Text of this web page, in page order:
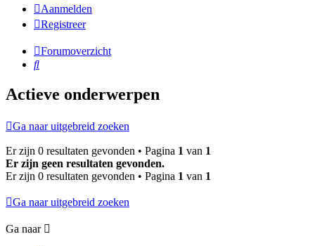
Aanmelden
Registreer
Forumoverzicht
Zoek
Actieve onderwerpen
Ga naar uitgebreid zoeken
Er zijn 0 resultaten gevonden • Pagina 1 van 1
Er zijn geen resultaten gevonden.
Er zijn 0 resultaten gevonden • Pagina 1 van 1
Ga naar uitgebreid zoeken
Ga naar